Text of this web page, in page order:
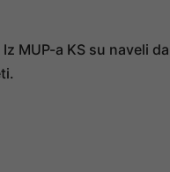
MUP-a KS su naveli da